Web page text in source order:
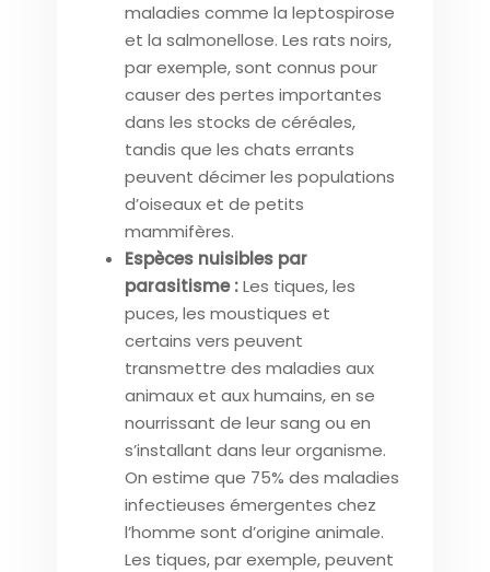
maladies comme la leptospirose
et la salmonellose. Les rats noirs,
par exemple, sont connus pour
causer des pertes importantes
dans les stocks de céréales,
tandis que les chats errants
peuvent décimer les populations
d’oiseaux et de petits
mammifères.
Espèces nuisibles par
parasitisme :Les tiques, les
puces, les moustiques et
certains vers peuvent
transmettre des maladies aux
animaux et aux humains, en se
nourrissant de leur sang ou en
s’installant dans leur organisme.
On estime que 75% des maladies
infectieuses émergentes chez
l’homme sont d’origine animale.
Les tiques, par exemple, peuvent